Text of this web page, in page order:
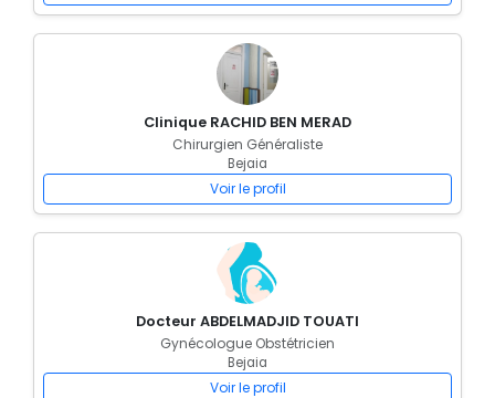
Clinique RACHID BEN MERAD
Chirurgien Généraliste
Bejaia
Voir le profil
Docteur ABDELMADJID TOUATI
Gynécologue Obstétricien
Bejaia
Voir le profil